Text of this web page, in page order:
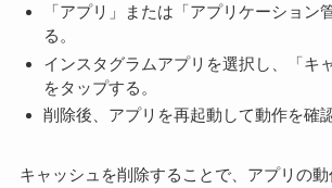
「アプリ」または「アプリケーション
る。
インスタグラムアプリを選択し、「キ
をタップする。
削除後、アプリを再起動して動作を確
キャッシュを削除することで、アプリの